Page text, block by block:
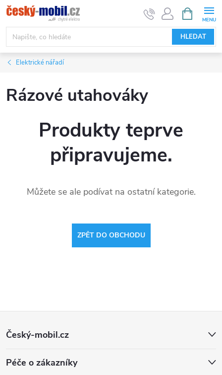
Přejít
na
obsah
HLEDAT
NÁKUPNÍ
KOŠÍK
Elektrické nářadí
Rázové utahováky
Produkty teprve
připravujeme.
Můžete se ale podívat na ostatní kategorie.
ZPĚT DO OBCHODU
ZČeský-mobil.cz
Péče o zákazníky